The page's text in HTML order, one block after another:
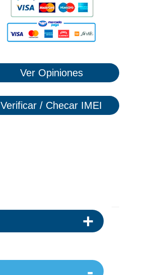
Ver Opiniones
Verificar / Checar IMEI